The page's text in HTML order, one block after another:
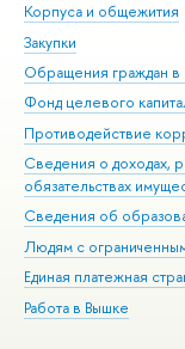
Корпуса и общежития
Закупки
Обращения граждан
Фонд целевого
Противодействие
Сведения о доходах,
обязательствах
Сведения об
Людям с
Единая платежная
Работа в Вышке